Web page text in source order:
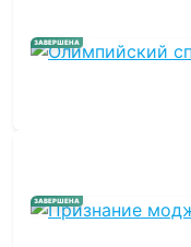
ЗАВЕРШЕНА
ЗАВЕРШЕНА